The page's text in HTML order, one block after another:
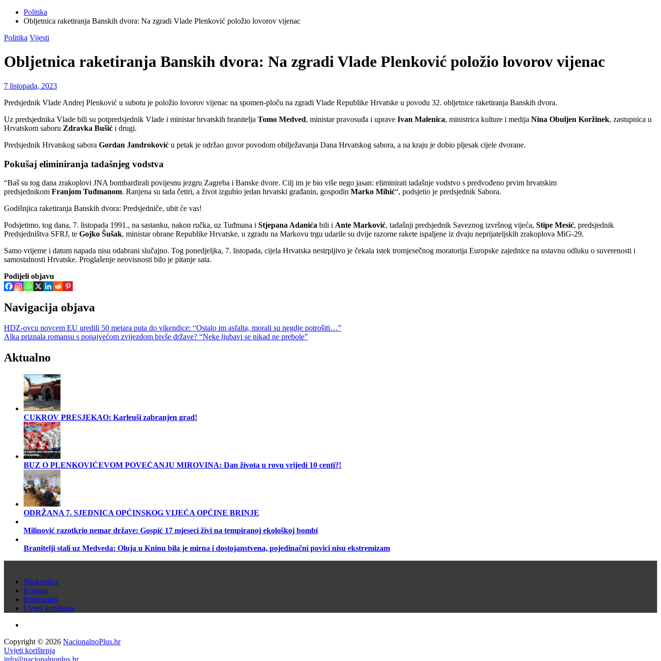
Politika
Obljetnica raketiranja Banskih dvora: Na zgradi Vlade Plenković položio lovorov vijenac
Politika Vijesti
Obljetnica raketiranja Banskih dvora: Na zgradi Vlade Plenković položio lovorov vijenac
7 listopada, 2023
Predsjednik Vlade Andrej Plenković u subotu je položio lovorov vijenac na spomen-ploču na zgradi Vlade Republike Hrvatske u povodu 32. obljetnice raketiranja Banskih dvora.
Uz predsjednika Vlade bili su potpredsjednik Vlade i ministar hrvatskih branitelja Tomo Medved, ministar pravosuđa i uprave Ivan Malenica, ministrica kulture i medija Nina Obuljen Koržinek, zastupnica u
Hrvatskom saboru Zdravka Bušić i drugi.
Predsjednik Hrvatskog sabora Gordan Jandroković u petak je održao govor povodom obilježavanja Dana Hrvatskog sabora, a na kraju je dobio pljesak cijele dvorane.
Pokušaj eliminiranja tadašnjeg vodstva
“Baš su tog dana zrakoplovi JNA bombardirali povijesnu jezgru Zagreba i Banske dvore. Cilj im je bio više nego jasan: eliminirati tadašnje vodstvo s predvođeno prvim hrvatskim
predsjednikom Franjom Tuđmanom. Ranjena su tada četiri, a život izgubio jedan hrvatski građanin, gospodin Marko Mihić“, podsjetio je predsjednik Sabora.
Godišnjica raketiranja Banskih dvora: Predsjedniče, ubit će vas!
Podsjetimo, tog dana, 7. listopada 1991., na sastanku, nakon ručka, uz Tuđmana i Stjepana Adanića bili i Ante Marković, tadašnji predsjednik Saveznog izvršnog vijeća, Stipe Mesić, predsjednik
Predsjedništva SFRJ, te Gojko Šušak, ministar obrane Republike Hrvatske, u zgradu na Markovu trgu udarile su dvije razorne rakete ispaljene iz dvaju neprijateljskih zrakoplova MiG-29.
Samo vrijeme i datum napada nisu odabrani slučajno. Tog ponedjeljka, 7. listopada, cijela Hrvatska nestrpljivo je čekala istek tromjesečnog moratorija Europske zajednice na ustavnu odluku o suverenosti i
samostalnosti Hrvatske. Proglašenje neovisnosti bilo je pitanje sata.
Podijeli objavu
Navigacija objava
HDZ-ovcu novcem EU uredili 50 metara puta do vikendice: “Ostalo im asfalta, morali su negdje potrošiti…”
Alka priznala romansu s ponajvećom zvijezdom bivše države? “Neke ljubavi se nikad ne prebole”
Aktualno
CUKROV PRESJEKAO: Karleuši zabranjen grad!
BUZ O PLENKOVIĆEVOM POVEĆANJU MIROVINA: Dan života u rovu vrijedi 10 centi?!
ODRŽANA 7. SJEDNICA OPĆINSKOG VIJEĆA OPĆINE BRINJE
Milinović razotkrio nemar države: Gospić 17 mjeseci živi na tempiranoj ekološkoj bombi
Branitelji stali uz Medveda: Oluja u Kninu bila je mirna i dostojanstvena, pojedinačni povici nisu ekstremizam
Naslovnica
Kontakt
Impressum
Uvjeti korištenja
Copyright © 2026 NacionalnoPlus.hr
Uvjeti korištenja